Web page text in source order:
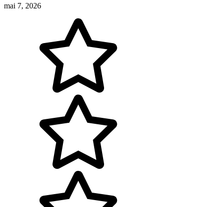
mai 7, 2026